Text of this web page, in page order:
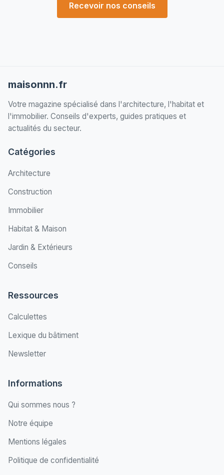
Recevoir nos conseils
maisonnn.fr
Votre magazine spécialisé dans l'architecture, l'habitat et
l'immobilier. Conseils d'experts, guides pratiques et
actualités du secteur.
Catégories
Architecture
Construction
Immobilier
Habitat & Maison
Jardin & Extérieurs
Conseils
Ressources
Calculettes
Lexique du bâtiment
Newsletter
Informations
Qui sommes nous ?
Notre équipe
Mentions légales
Politique de confidentialité